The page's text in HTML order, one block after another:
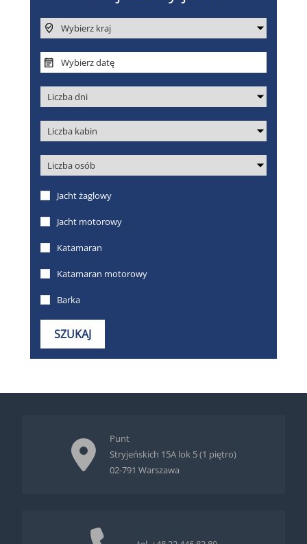
Punt
Stryjeńskich 15A lok 5 (1 piętro)
02-791 Warszawa